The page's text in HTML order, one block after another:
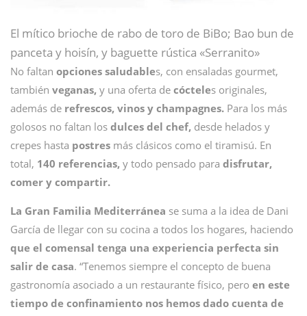
El mítico brioche de rabo de toro de BiBo; Bao bun de
panceta y hoisín, y baguette rústica «Serranito»
No faltan opciones saludables, con ensaladas gourmet,
también veganas, y una oferta de cócteles originales,
además de refrescos, vinos y champagnes. Para los más
golosos no faltan los dulces del chef, desde helados y
crepes hasta postres más clásicos como el tiramisú. En
total, 140 referencias, y todo pensado para disfrutar,
comer y compartir.
La Gran Familia Mediterránea se suma a la idea de Dani
García de llegar con su cocina a todos los hogares, haciendo
que el comensal tenga una experiencia perfecta sin
salir de casa. “Tenemos siempre el concepto de buena
gastronomía asociado a un restaurante físico, pero en este
tiempo de confinamiento nos hemos dado cuenta de